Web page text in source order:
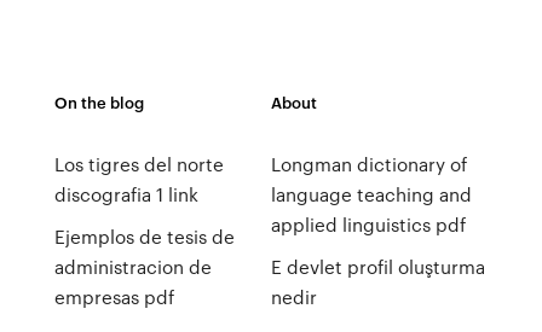
On the blog
Los tigres del norte
discografia 1 link
Ejemplos de tesis de
administracion de
empresas pdf
About
Longman dictionary of
language teaching and
applied linguistics pdf
E devlet profil oluşturma
nedir